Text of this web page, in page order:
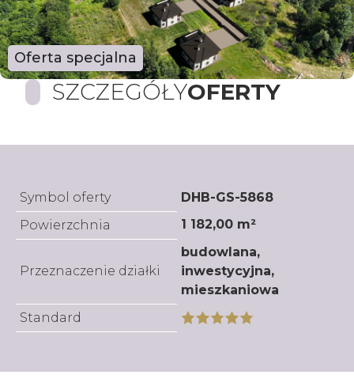
Oferta specjalna
SZCZEGÓŁYOFERTY
Symbol oferty
DHB-GS-5868
Powierzchnia
1 182,00 m²
Przeznaczenie działki
budowlana,
inwestycyjna,
mieszkaniowa
Standard